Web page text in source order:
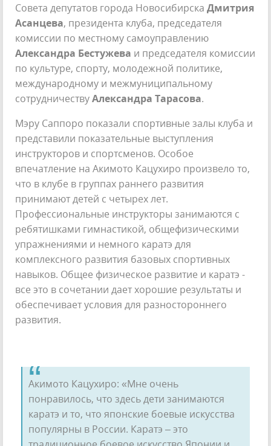
Совета депутатов города Новосибирска Дмитрия
Асанцева, президента клуба, председателя
комиссии по местному самоуправлению
Александра Бестужева и председателя комиссии
по культуре, спорту, молодежной политике,
международному и межмуниципальному
сотрудничествуАлександра Тарасова.
Мэру Саппоро показали спортивные залы клуба и
представили показательные выступления
инструкторов и спортсменов. Особое
впечатление на Акимото Кацухиро произвело то,
что в клубе в группах раннего развития
принимают детей с четырех лет.
Профессиональные инструкторы занимаются с
ребятишками гимнастикой, общефизическими
упражнениями и немного каратэ для
комплексного развития базовых спортивных
навыков. Общее физическое развитие и каратэ -
все это в сочетании дает хорошие результаты и
обеспечивает условия для разностороннего
развития.
Акимото Кацухиро: «Мне очень
понравилось, что здесь дети занимаются
каратэ и то, что японские боевые искусства
популярны в России. Каратэ – это